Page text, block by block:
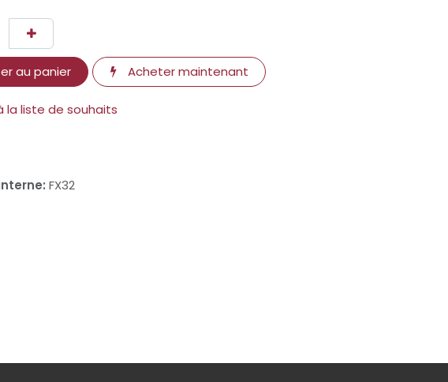
au panier Acheter maintenant
la liste de souhaits
FX32